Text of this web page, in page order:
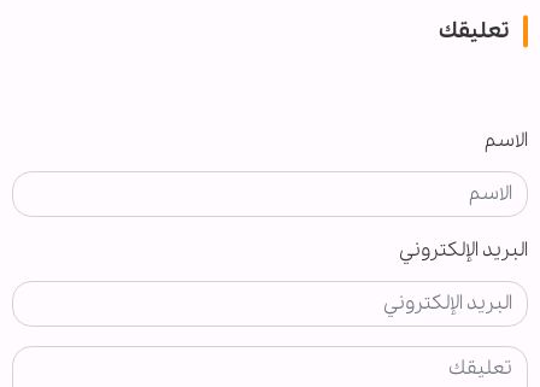
تعليقك
الاسم
البريد الإلكتروني